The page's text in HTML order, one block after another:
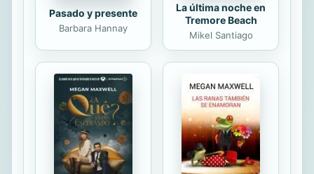
Pasado y presente
Barbara Hannay
La última noche en
Tremore Beach
Mikel Santiago